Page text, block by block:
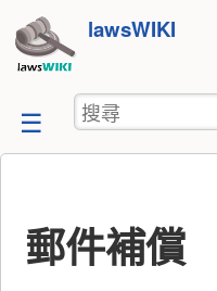
跳
至
容
lawsWIKI
搜
尋
郵件補償